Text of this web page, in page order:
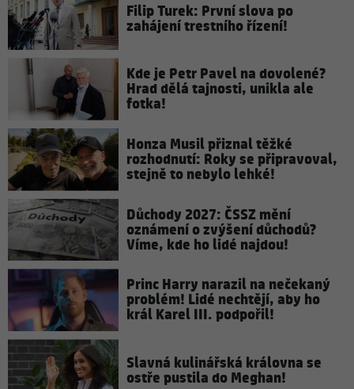
Filip Turek: První slova po
zahájení trestního řízení!
Kde je Petr Pavel na dovolené?
Hrad dělá tajnosti, unikla ale
fotka!
Honza Musil přiznal těžké
rozhodnutí: Roky se připravoval,
stejně to nebylo lehké!
Důchody 2027: ČSSZ mění
oznámení o zvýšení důchodů?
Víme, kde ho lidé najdou!
Princ Harry narazil na nečekaný
problém! Lidé nechtějí, aby ho
král Karel III. podpořil!
Slavná kulinářská královna se
ostře pustila do Meghan!